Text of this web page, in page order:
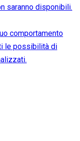
saranno disponibili.
comportamento
le possibilità di